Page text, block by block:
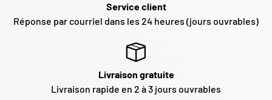
Service client
Réponse par courriel dans les 24 heures (jours ouvrables)
Livraison gratuite
Livraison rapide en 2 à 3 jours ouvrables